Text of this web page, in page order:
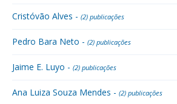
Cristóvão Alves - (2) publicações
Pedro Bara Neto - (2) publicações
Jaime E. Luyo - (2) publicações
Ana Luiza Souza Mendes - (2) publicações